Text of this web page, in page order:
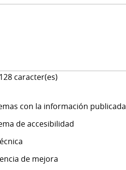
128 caracter(es)
con la información publicada
de accesibilidad
de mejora